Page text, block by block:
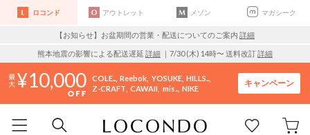
ロコンド アウトレット メゾン マガシーク
【お知らせ】お盆期間の営業・配送についてのご案内 詳細
熊本地震の影響による配送遅延 詳細 ｜7/30 (木) 14時〜 送料改訂詳細
10,000 COLE.. Reebok YOSUKE HILLS..
Z-CRAFT CAWAII mis.. NIKE
キャンペーン